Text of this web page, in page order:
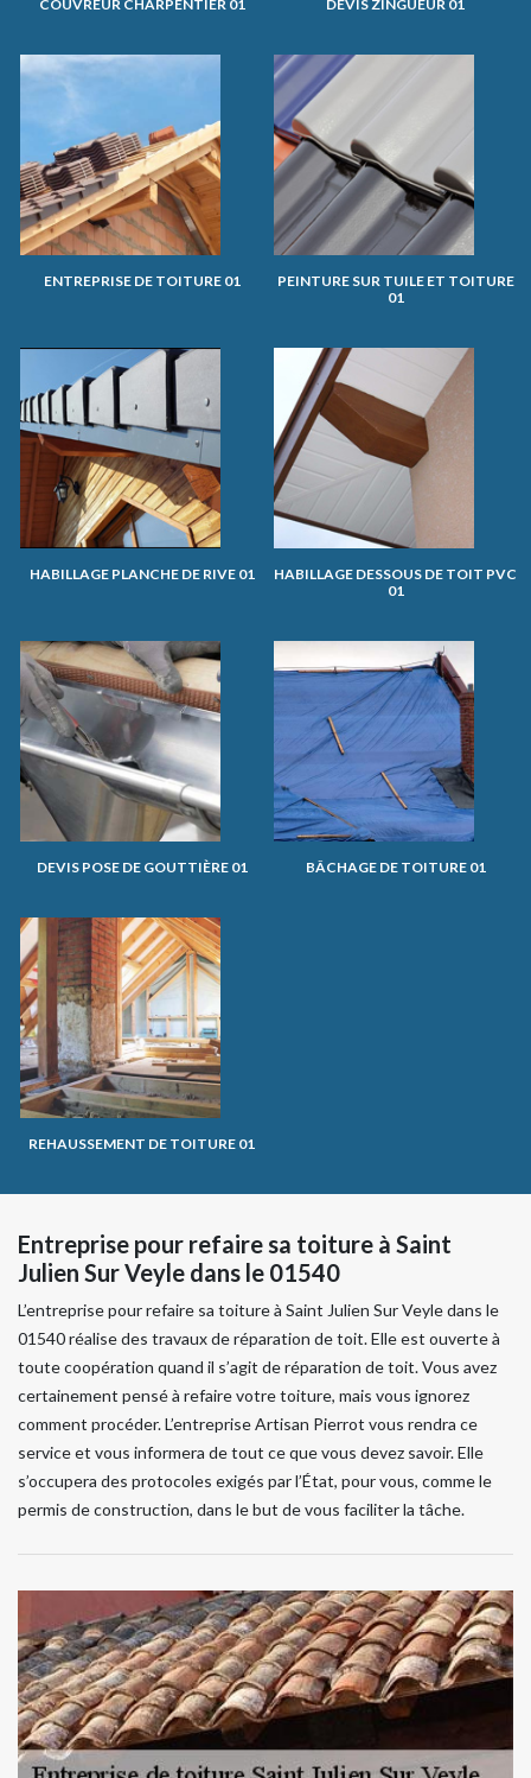
COUVREUR CHARPENTIER 01 DEVIS ZINGUEUR 01
ENTREPRISE DE TOITURE 01
PEINTURE SUR TUILE ET TOITURE
01
HABILLAGE PLANCHE DE RIVE 01
HABILLAGE DESSOUS DE TOIT PVC
01
DEVIS POSE DE GOUTTIÈRE 01 BÂCHAGE DE TOITURE 01
REHAUSSEMENT DE TOITURE 01
Entreprise pour refaire sa toiture à Saint
Julien Sur Veyle dans le 01540
L’entreprise pour refaire sa toiture à Saint Julien Sur Veyle dans le
01540 réalise des travaux de réparation de toit. Elle est ouverte à
toute coopération quand il s’agit de réparation de toit. Vous avez
certainement pensé à refaire votre toiture, mais vous ignorez
comment procéder. L’entreprise Artisan Pierrot vous rendra ce
service et vous informera de tout ce que vous devez savoir. Elle
s’occupera des protocoles exigés par l’État, pour vous, comme le
permis de construction, dans le but de vous faciliter la tâche.